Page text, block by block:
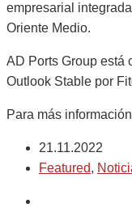
empresarial
Oriente Medio.
AD Ports Group está
Outlook Stable por
Para más
21.11.2022
Featured,